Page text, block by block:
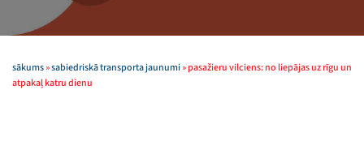
sākums»sabiedriskā transporta jaunumi»pasažieru vilciens: no liepājas uz rīgu un
atpakaļ katru dienu